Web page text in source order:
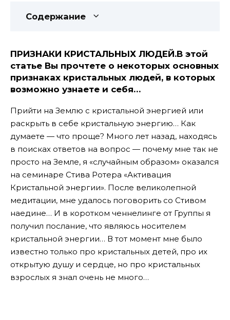
Содержание
ПРИЗНАКИ КРИСТАЛЬНЫХ ЛЮДЕЙ.В этой
статье Вы прочтете о некоторых основных
признаках кристальных людей, в которых
возможно узнаете и себя…
Прийти на Землю с кристальной энергией или
раскрыть в себе кристальную энергию… Как
думаете — что проще? Много лет назад, находясь
в поисках ответов на вопрос — почему мне так не
просто на Земле, я «случайным образом» оказался
на семинаре Стива Ротера «Активация
Кристальной энергии». После великолепной
медитации, мне удалось поговорить со Стивом
наедине… И в коротком ченнелинге от Группы я
получил послание, что являюсь носителем
кристальной энергии… В тот момент мне было
известно только про кристальных детей, про их
открытую душу и сердце, но про кристальных
взрослых я знал очень не много…